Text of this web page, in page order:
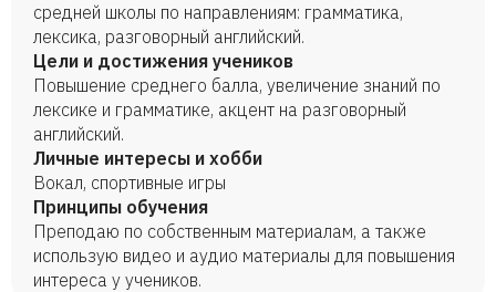
средней школы по направлениям: грамматика,
лексика, разговорный английский.
Цели и достижения учеников
Повышение среднего балла, увеличение знаний по
лексике и грамматике, акцент на разговорный
английский.
Личные интересы и хобби
Вокал, спортивные игры
Принципы обучения
Преподаю по собственным материалам, а также
использую видео и аудио материалы для повышения
интереса у учеников.